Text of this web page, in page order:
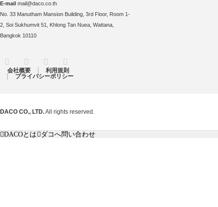
E-mail mail@daco.co.th
No. 33 Manutham Mansion Building, 3rd Floor, Room 1-
2, Soi Sukhumvit 51, Khlong Tan Nuea, Wattana,
Bangkok 10110
Twitter FacebookInstagram
会社概要
利用規則
プライバシーポリシー
DACO CO., LTD.All rights reserved.
DACOとは ダコへ問い合わせ